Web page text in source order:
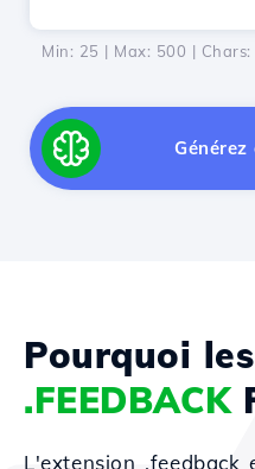
Min: 25 | Max: 500 | Chars:
Pourquoi
.FEEDBACK
L'extension